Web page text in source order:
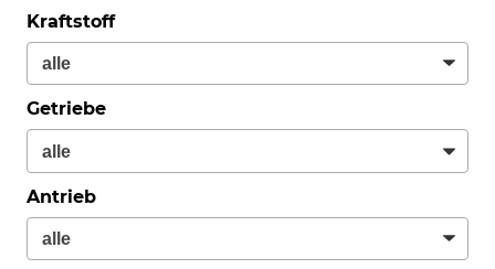
Kraftstoff
Getriebe
Antrieb